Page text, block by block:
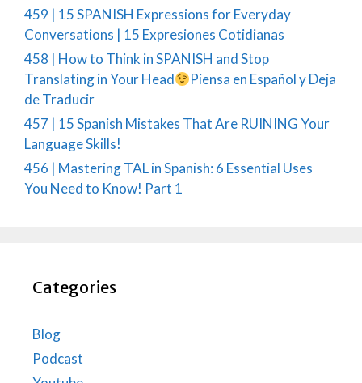
459 | 15 SPANISH Expressions for Everyday
Conversations | 15 Expresiones Cotidianas
458 | How to Think in SPANISH and Stop
Translating in Your Head
Piensa en Español y Deja
de Traducir
457 | 15 Spanish Mistakes That Are RUINING Your
Language Skills!
456 | Mastering TAL in Spanish: 6 Essential Uses
You Need to Know! Part 1
Categories
Blog
Podcast